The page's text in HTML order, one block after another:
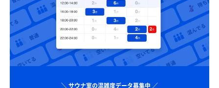
＼ サウナ室の混雑度データ募集中 ／